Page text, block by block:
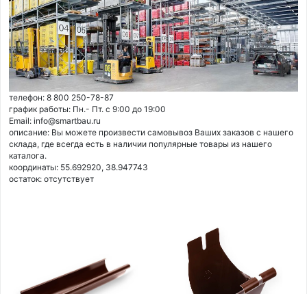
телефон: 8 800 250-78-87
график работы: Пн.- Пт. с 9:00 до 19:00
Email: info@smartbau.ru
описание: Вы можете произвести самовывоз Ваших заказов с нашего
склада, где всегда есть в наличии популярные товары из нашего
каталога.
координаты: 55.692920, 38.947743
остаток: отсутствует